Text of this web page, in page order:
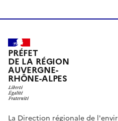
PRÉFET
DE LA RÉGION
AUVERGNE-
RHÔNE-ALPES
La Direction régionale de